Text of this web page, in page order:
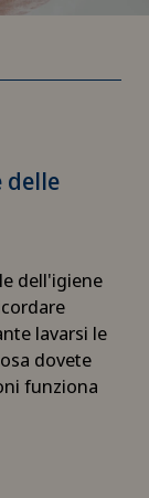
delle
dell'igiene
lavarsi le
dovete
funziona